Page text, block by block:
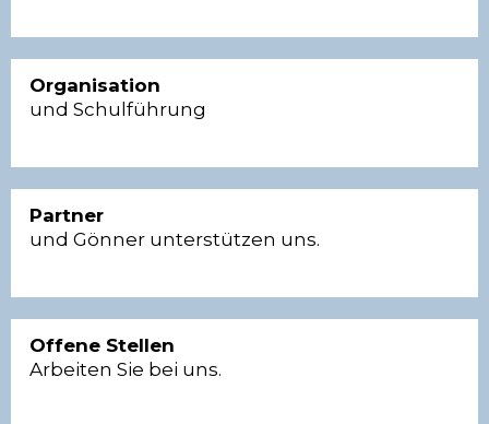
Organisation
und Schulführung
Partner
und Gönner unterstützen uns.
Offene Stellen
Arbeiten Sie bei uns.